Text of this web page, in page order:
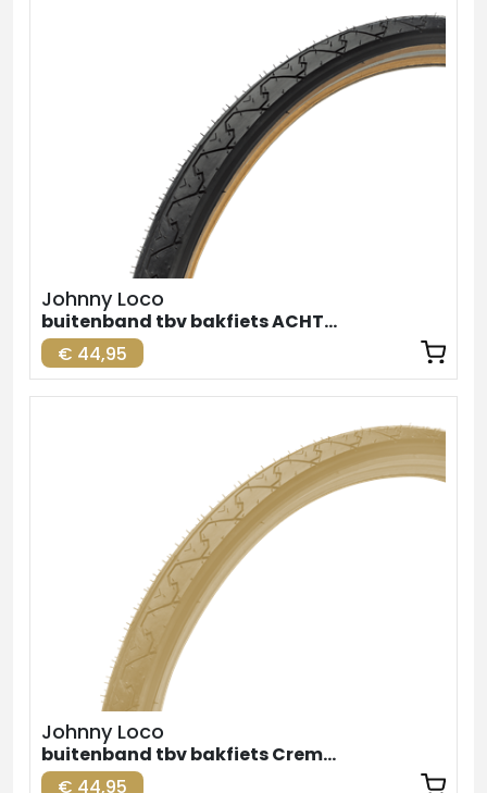
Johnny Loco
buitenband tbv bakfiets ACHTER zw-br. 26inch
€ 44,95
Johnny Loco
buitenband tbv bakfiets Creme Achter 26inch
€ 44,95